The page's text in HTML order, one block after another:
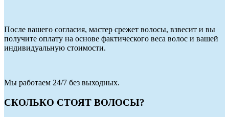
После вашего согласия, мастер срежет волосы, взвесит и вы
получите оплату на основе фактического веса волос и вашей
индивидуальную стоимости.
Мы работаем 24/7 без выходных.
СКОЛЬКО СТОЯТ ВОЛОСЫ?